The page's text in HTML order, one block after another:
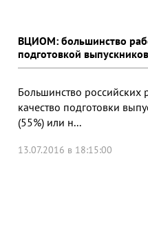
ВЦИОМ: большинство
подготовкой
Большинство российских
качество подготовки
(55%) или н...
13.07.2016 в 18:15:00